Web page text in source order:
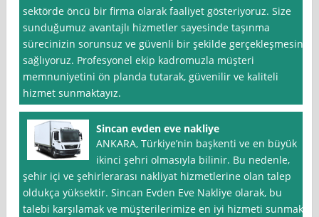
sektörde öncü bir firma olarak faaliyet gösteriyoruz. Size
sunduğumuz avantajlı hizmetler sayesinde taşınma
sürecinizin sorunsuz ve güvenli bir şekilde gerçekleşmesini
sağlıyoruz. Profesyonel ekip kadromuzla müşteri
memnuniyetini ön planda tutarak, güvenilir ve kaliteli
hizmet sunmaktayız.
Sincan evden eve nakliye
ANKARA, Türkiye’nin başkenti ve en büyük
ikinci şehri olmasıyla bilinir. Bu nedenle,
şehir içi ve şehirlerarası nakliyat hizmetlerine olan talep
oldukça yüksektir. Sincan Evden Eve Nakliye olarak, bu
talebi karşılamak ve müşterilerimize en iyi hizmeti sunmak